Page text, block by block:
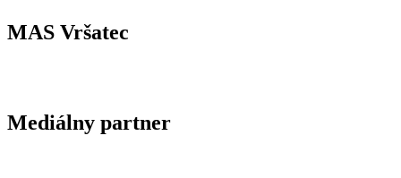
MAS Vršatec
Mediálny partner